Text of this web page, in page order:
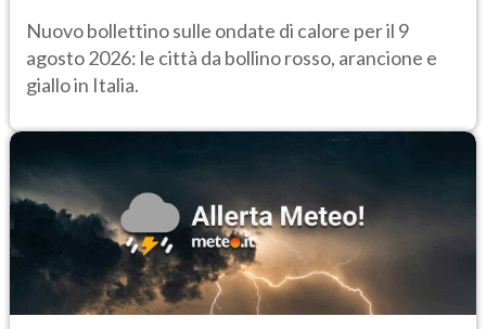
per il Ministero della Salute
Nuovo bollettino sulle ondate di calore per il 9
agosto 2026: le città da bollino rosso, arancione e
giallo in Italia.